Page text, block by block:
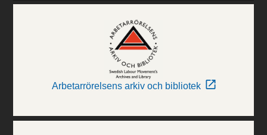
Arbetarrörelsens arkiv och bibliotek